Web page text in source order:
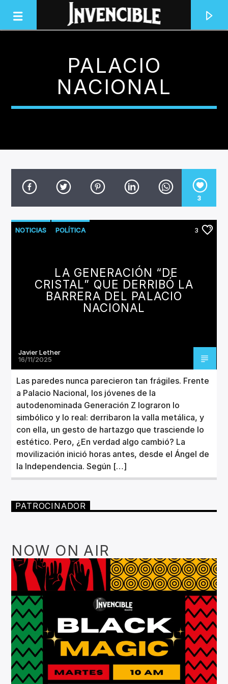
INVENCIBLE RADIO
JUNTOS SOMOS INVENCIBLES
CANCIÓN ACTUAL
PALACIO
NACIONAL
3
NOTICIAS POLÍTICA 3
LA GENERACIÓN “DE
CRISTAL” QUE DERRIBÓ LA
BARRERA DEL PALACIO
NACIONAL
Javier Lether
16/11/2025
Las paredes nunca parecieron tan frágiles. Frente
a Palacio Nacional, los jóvenes de la
autodenominada Generación Z lograron lo
simbólico y lo real: derribaron la valla metálica, y
con ella, un gesto de hartazgo que trasciende lo
estético. Pero, ¿En verdad algo cambió? La
movilización inició horas antes, desde el Ángel de
la Independencia. Según […]
PATROCINADOR
NOW ON AIR